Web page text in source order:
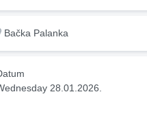
Bačka Palanka
28.01.2026.